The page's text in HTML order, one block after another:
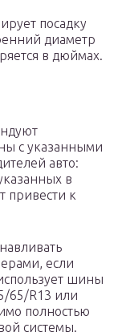
посадку
диаметр
в дюймах.
с указанными
авто:
в
привести к
если
шины
65/R13 или
полностью
системы.